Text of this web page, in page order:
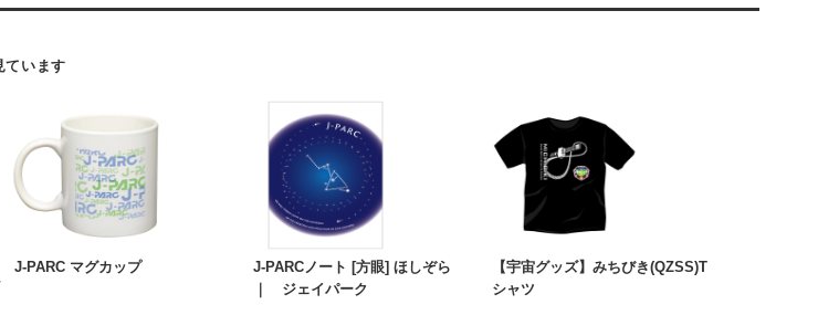
ています
J-PARC マグカップ
J-PARCノート [方眼] ほしぞら
｜ ジェイパーク
【宇宙グッズ】みちびき(QZSS)T
シャツ